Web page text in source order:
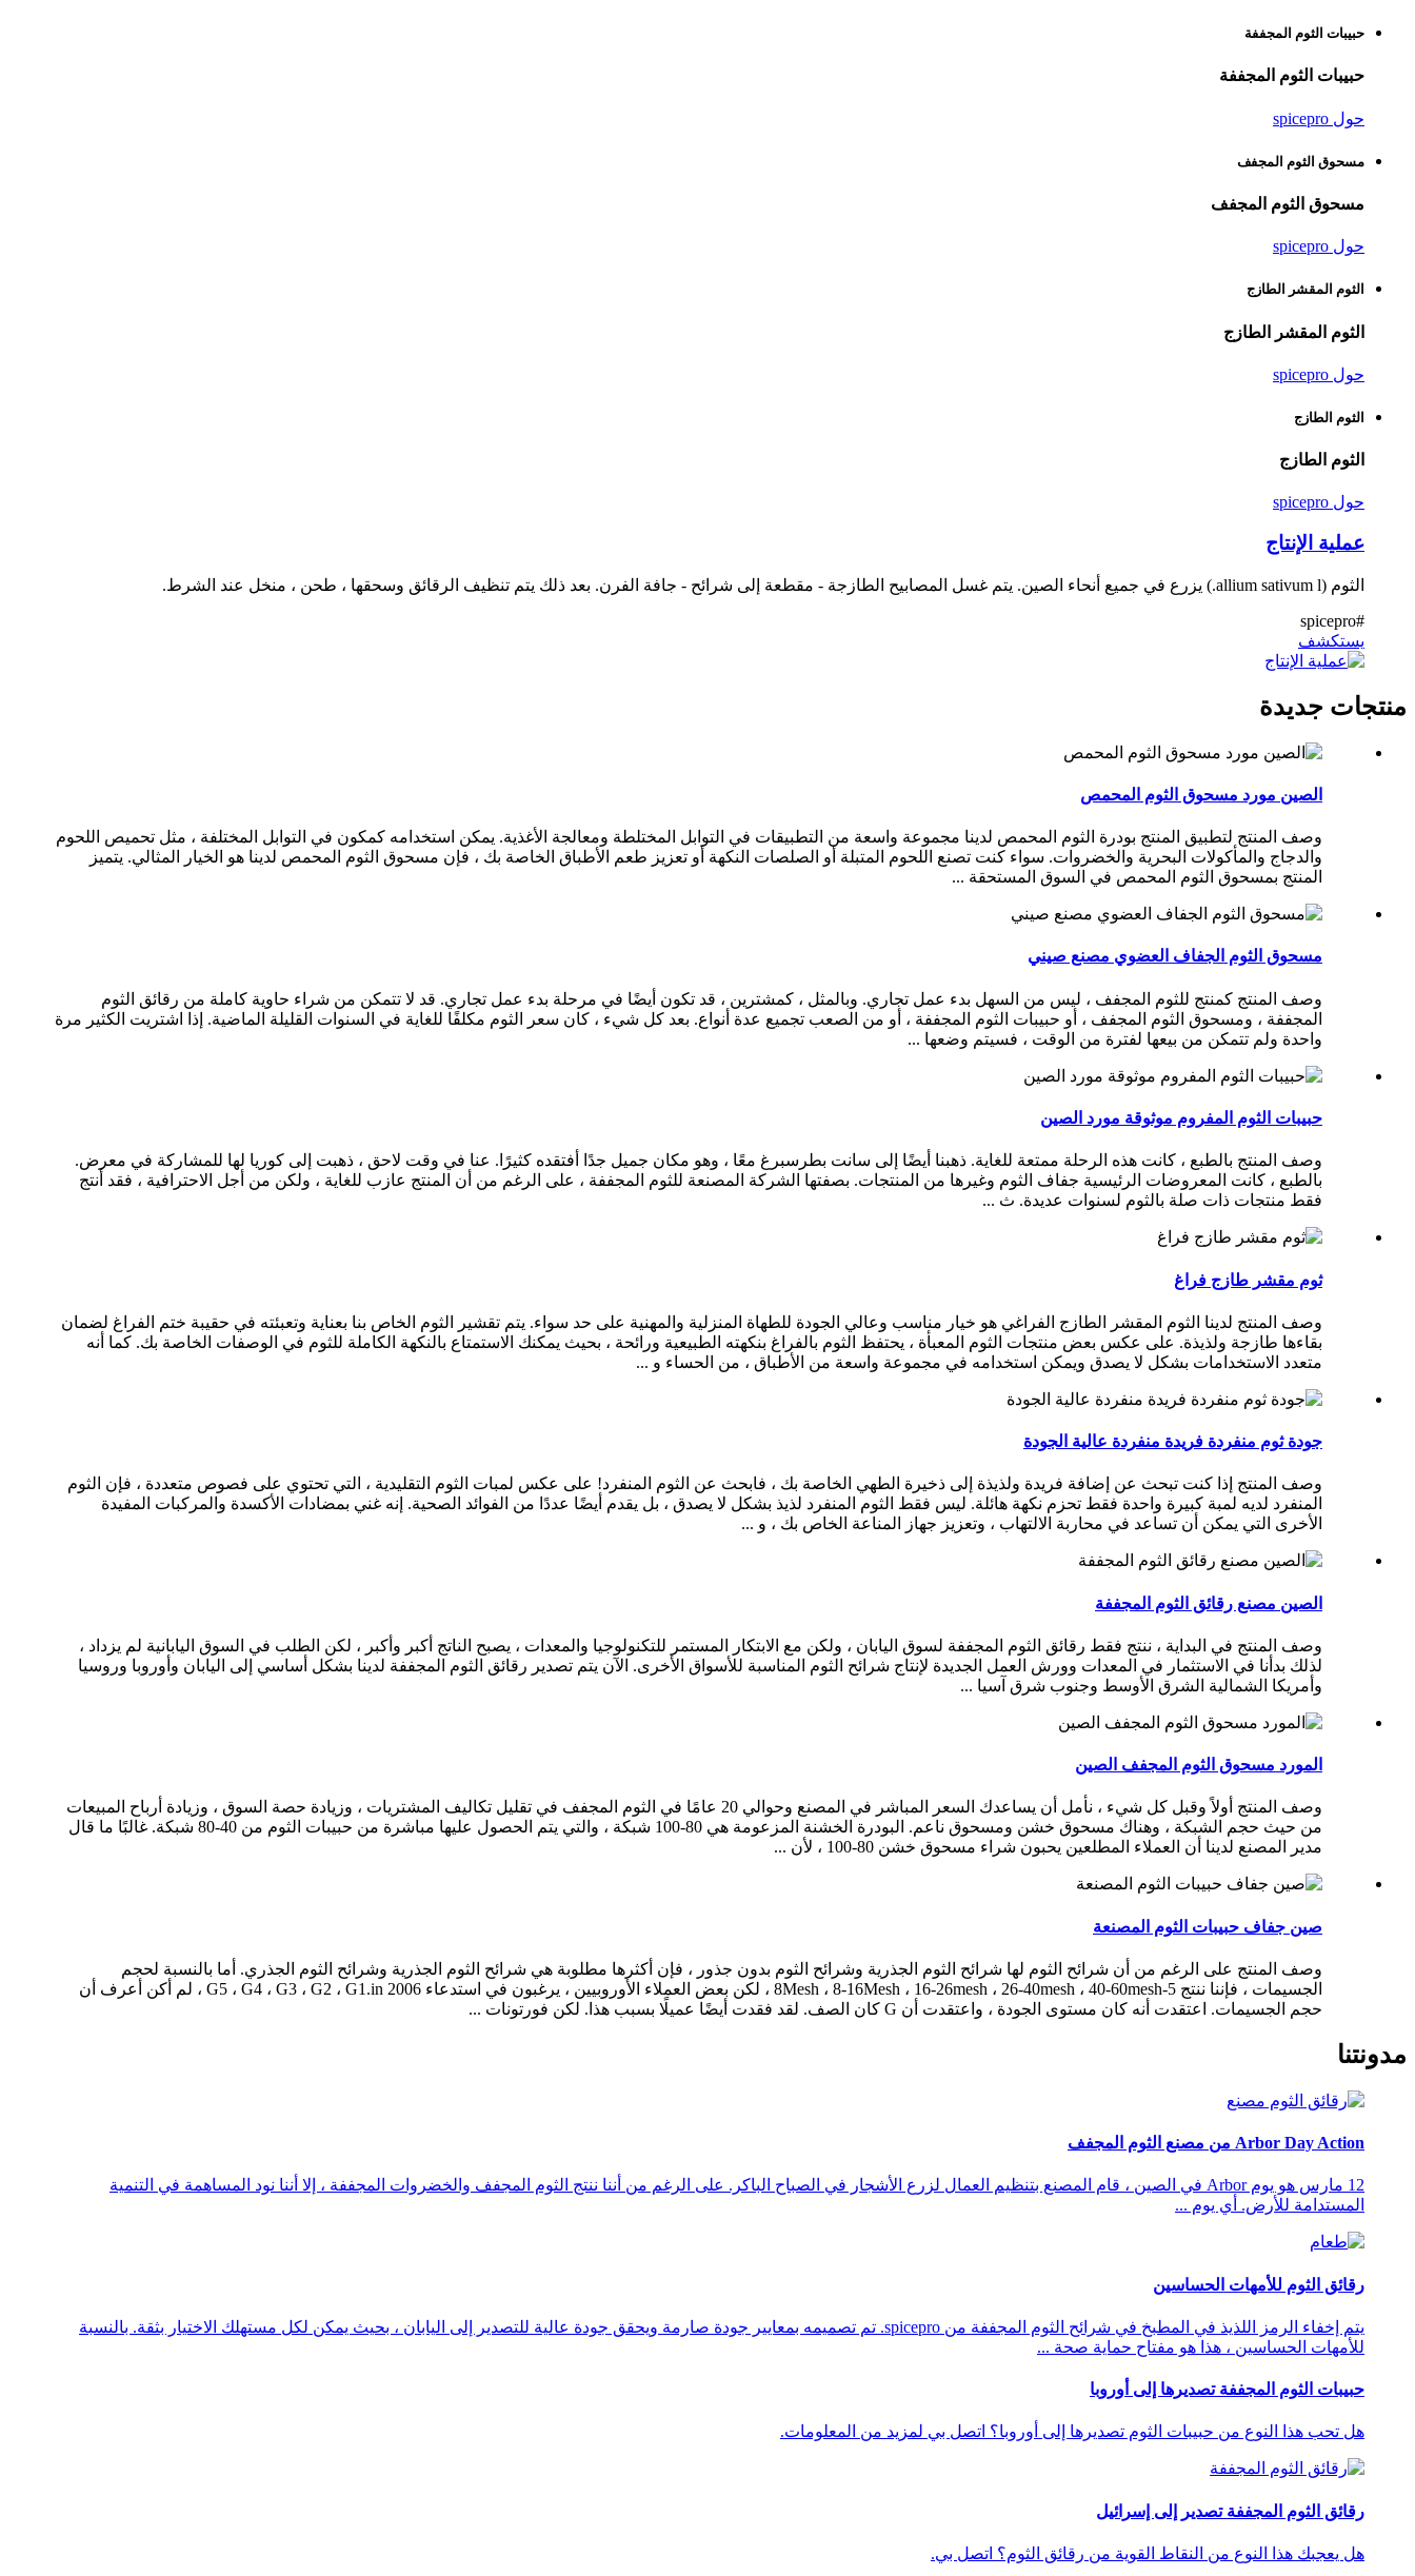
حبيبات الثوم المجففة
حبيبات الثوم المجففة
حول spicepro
مسحوق الثوم المجفف
مسحوق الثوم المجفف
حول spicepro
الثوم المقشر الطازج
الثوم المقشر الطازج
حول spicepro
الثوم الطازج
الثوم الطازج
حول spicepro
عملية الإنتاج
الثوم (allium sativum l.) يزرع في جميع أنحاء الصين. يتم غسل المصابيح الطازجة - مقطعة إلى شرائح - جافة الفرن. بعد ذلك يتم تنظيف الرقائق وسحقها ، طحن ، منخل عند الشرط.
#spicepro
يستكشف
منتجات جديدة
الصين مورد مسحوق الثوم المحمص
وصف المنتج لتطبيق المنتج بودرة الثوم المحمص لدينا مجموعة واسعة من التطبيقات في التوابل المختلطة ومعالجة الأغذية. يمكن استخدامه كمكون في التوابل المختلفة ، مثل تحميص اللحوم
والدجاج والمأكولات البحرية والخضروات. سواء كنت تصنع اللحوم المتبلة أو الصلصات النكهة أو تعزيز طعم الأطباق الخاصة بك ، فإن مسحوق الثوم المحمص لدينا هو الخيار المثالي. يتميز
المنتج بمسحوق الثوم المحمص في السوق المستحقة ...
مسحوق الثوم الجفاف العضوي مصنع صيني
وصف المنتج كمنتج للثوم المجفف ، ليس من السهل بدء عمل تجاري. وبالمثل ، كمشترين ، قد تكون أيضًا في مرحلة بدء عمل تجاري. قد لا تتمكن من شراء حاوية كاملة من رقائق الثوم
المجففة ، ومسحوق الثوم المجفف ، أو حبيبات الثوم المجففة ، أو من الصعب تجميع عدة أنواع. بعد كل شيء ، كان سعر الثوم مكلفًا للغاية في السنوات القليلة الماضية. إذا اشتريت الكثير مرة
واحدة ولم تتمكن من بيعها لفترة من الوقت ، فسيتم وضعها ...
حبيبات الثوم المفروم موثوقة مورد الصين
وصف المنتج بالطبع ، كانت هذه الرحلة ممتعة للغاية. ذهبنا أيضًا إلى سانت بطرسبرغ معًا ، وهو مكان جميل جدًا أفتقده كثيرًا. عنا في وقت لاحق ، ذهبت إلى كوريا لها للمشاركة في معرض.
بالطبع ، كانت المعروضات الرئيسية جفاف الثوم وغيرها من المنتجات. بصفتها الشركة المصنعة للثوم المجففة ، على الرغم من أن المنتج عازب للغاية ، ولكن من أجل الاحترافية ، فقد أنتج
فقط منتجات ذات صلة بالثوم لسنوات عديدة. ث ...
ثوم مقشر طازج فراغ
وصف المنتج لدينا الثوم المقشر الطازج الفراغي هو خيار مناسب وعالي الجودة للطهاة المنزلية والمهنية على حد سواء. يتم تقشير الثوم الخاص بنا بعناية وتعبئته في حقيبة ختم الفراغ لضمان
بقاءها طازجة ولذيذة. على عكس بعض منتجات الثوم المعبأة ، يحتفظ الثوم بالفراغ بنكهته الطبيعية ورائحة ، بحيث يمكنك الاستمتاع بالنكهة الكاملة للثوم في الوصفات الخاصة بك. كما أنه
متعدد الاستخدامات بشكل لا يصدق ويمكن استخدامه في مجموعة واسعة من الأطباق ، من الحساء و ...
جودة ثوم منفردة فريدة منفردة عالية الجودة
وصف المنتج إذا كنت تبحث عن إضافة فريدة ولذيذة إلى ذخيرة الطهي الخاصة بك ، فابحث عن الثوم المنفرد! على عكس لمبات الثوم التقليدية ، التي تحتوي على فصوص متعددة ، فإن الثوم
المنفرد لديه لمبة كبيرة واحدة فقط تحزم نكهة هائلة. ليس فقط الثوم المنفرد لذيذ بشكل لا يصدق ، بل يقدم أيضًا عددًا من الفوائد الصحية. إنه غني بمضادات الأكسدة والمركبات المفيدة
الأخرى التي يمكن أن تساعد في محاربة الالتهاب ، وتعزيز جهاز المناعة الخاص بك ، و ...
الصين مصنع رقائق الثوم المجففة
وصف المنتج في البداية ، ننتج فقط رقائق الثوم المجففة لسوق اليابان ، ولكن مع الابتكار المستمر للتكنولوجيا والمعدات ، يصبح الناتج أكبر وأكبر ، لكن الطلب في السوق اليابانية لم يزداد ،
لذلك بدأنا في الاستثمار في المعدات وورش العمل الجديدة لإنتاج شرائح الثوم المناسبة للأسواق الأخرى. الآن يتم تصدير رقائق الثوم المجففة لدينا بشكل أساسي إلى اليابان وأوروبا وروسيا
وأمريكا الشمالية الشرق الأوسط وجنوب شرق آسيا ...
المورد مسحوق الثوم المجفف الصين
وصف المنتج أولاً وقبل كل شيء ، نأمل أن يساعدك السعر المباشر في المصنع وحوالي 20 عامًا في الثوم المجفف في تقليل تكاليف المشتريات ، وزيادة حصة السوق ، وزيادة أرباح المبيعات
من حيث حجم الشبكة ، وهناك مسحوق خشن ومسحوق ناعم. البودرة الخشنة المزعومة هي 80-100 شبكة ، والتي يتم الحصول عليها مباشرة من حبيبات الثوم من 40-80 شبكة. غالبًا ما قال
مدير المصنع لدينا أن العملاء المطلعين يحبون شراء مسحوق خشن 80-100 ، لأن ...
صين جفاف حبيبات الثوم المصنعة
وصف المنتج على الرغم من أن شرائح الثوم لها شرائح الثوم الجذرية وشرائح الثوم بدون جذور ، فإن أكثرها مطلوبة هي شرائح الثوم الجذرية وشرائح الثوم الجذري. أما بالنسبة لحجم
الجسيمات ، فإننا ننتج 5-8Mesh ، 8-16Mesh ، 16-26mesh ، 26-40mesh ، 40-60mesh ، لكن بعض العملاء الأوروبيين ، يرغبون في استدعاء G5 ، G4 ، G3 ، G2 ، G1.in 2006 ، لم أكن أعرف أن
حجم الجسيمات. اعتقدت أنه كان مستوى الجودة ، واعتقدت أن G كان الصف. لقد فقدت أيضًا عميلًا بسبب هذا. لكن فورتونات ...
مدونتنا
Arbor Day Action من مصنع الثوم المجفف
12 مارس هو يوم Arbor في الصين ، قام المصنع بتنظيم العمال لزرع الأشجار في الصباح الباكر. على الرغم من أننا ننتج الثوم المجفف والخضروات المجففة ، إلا أننا نود المساهمة في التنمية
المستدامة للأرض. أي يوم ...
رقائق الثوم للأمهات الحساسين
يتم إخفاء الرمز اللذيذ في المطبخ في شرائح الثوم المجففة من spicepro. تم تصميمه بمعايير جودة صارمة ويحقق جودة عالية للتصدير إلى اليابان ، بحيث يمكن لكل مستهلك الاختيار بثقة. بالنسبة
للأمهات الحساسين ، هذا هو مفتاح حماية صحة ...
حبيبات الثوم المجففة تصديرها إلى أوروبا
هل تحب هذا النوع من حبيبات الثوم تصديرها إلى أوروبا؟ اتصل بي لمزيد من المعلومات.
رقائق الثوم المجففة تصدير إلى إسرائيل
هل يعجبك هذا النوع من النقاط القوية من رقائق الثوم؟ اتصل بي.